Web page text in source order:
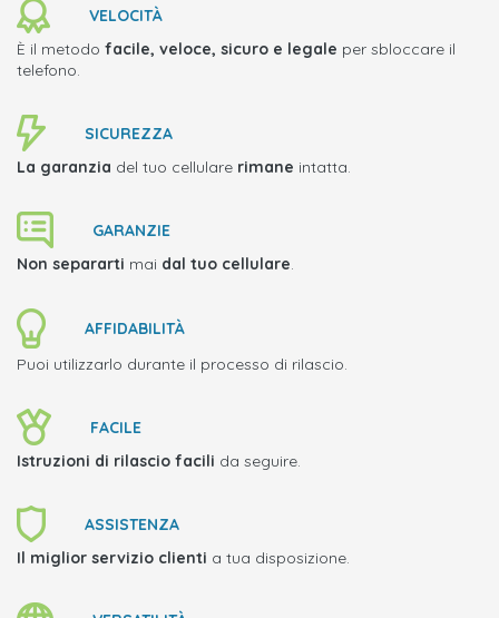
VELOCITÀ
È il metodo facile, veloce, sicuro e legale per sbloccare il
telefono.
SICUREZZA
La garanzia del tuo cellulare rimane intatta.
GARANZIE
Non separarti mai dal tuo cellulare.
AFFIDABILITÀ
Puoi utilizzarlo durante il processo di rilascio.
FACILE
Istruzioni di rilascio facili da seguire.
ASSISTENZA
Il miglior servizio clienti a tua disposizione.